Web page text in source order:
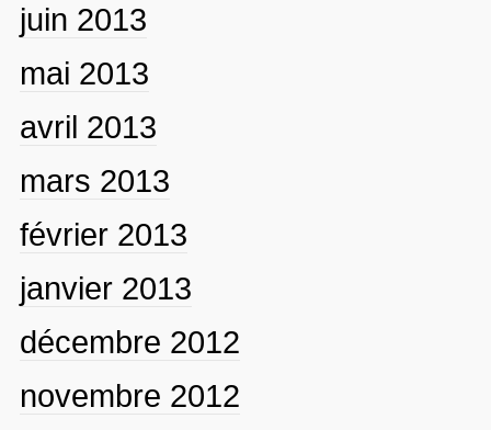
juin 2013
mai 2013
avril 2013
mars 2013
février 2013
janvier 2013
décembre 2012
novembre 2012